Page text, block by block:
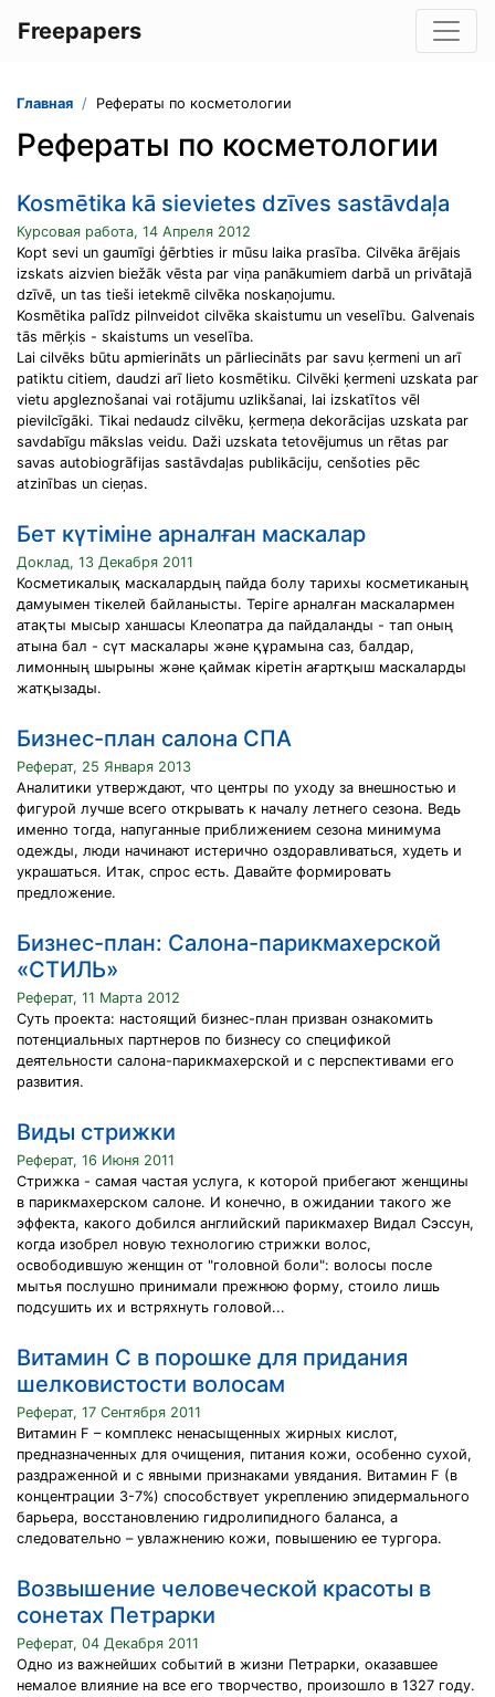
Freepapers
Главная Рефераты по косметологии
Рефераты по косметологии
Kosmētika kā sievietes dzīves sastāvdaļa
Курсовая работа, 14 Апреля 2012
Kopt sevi un gaumīgi ģērbties ir mūsu laika prasība. Cilvēka ārējais
izskats aizvien biežāk vēsta par viņa panākumiem darbā un privātajā
dzīvē, un tas tieši ietekmē cilvēka noskaņojumu.
Kosmētika palīdz pilnveidot cilvēka skaistumu un veselību. Galvenais
tās mērķis - skaistums un veselība.
Lai cilvēks būtu apmierināts un pārliecināts par savu ķermeni un arī
patiktu citiem, daudzi arī lieto kosmētiku. Cilvēki ķermeni uzskata par
vietu apgleznošanai vai rotājumu uzlikšanai, lai izskatītos vēl
pievilcīgāki. Tikai nedaudz cilvēku, ķermeņa dekorācijas uzskata par
savdabīgu mākslas veidu. Daži uzskata tetovējumus un rētas par
savas autobiogrāfijas sastāvdaļas publikāciju, cenšoties pēc
atzinības un cieņas.
Бет күтіміне арналған маскалар
Доклад, 13 Декабря 2011
Косметикалық маскалардың пайда болу тарихы косметиканың
дамуымен тікелей байланысты. Теріге арналған маскалармен
атақты мысыр ханшасы Клеопатра да пайдаланды - тап оның
атына бал - сүт маскалары және құрамына саз, балдар,
лимонның шырыны және қаймак кіретін ағартқыш маскаларды
жатқызады.
Бизнес-план салона СПА
Реферат, 25 Января 2013
Аналитики утверждают, что центры по уходу за внешностью и
фигурой лучше всего открывать к началу летнего сезона. Ведь
именно тогда, напуганные приближением сезона минимума
одежды, люди начинают истерично оздоравливаться, худеть и
украшаться. Итак, спрос есть. Давайте формировать
предложение.
Бизнес-план: Салона-парикмахерской
«СТИЛЬ»
Реферат, 11 Марта 2012
Суть проекта: настоящий бизнес-план призван ознакомить
потенциальных партнеров по бизнесу со спецификой
деятельности салона-парикмахерской и с перспективами его
развития.
Виды стрижки
Реферат, 16 Июня 2011
Стрижка - самая частая услуга, к которой прибегают женщины
в парикмахерском салоне. И конечно, в ожидании такого же
эффекта, какого добился английский парикмахер Видал Сэссун,
когда изобрел новую технологию стрижки волос,
освободившую женщин от "головной боли": волосы после
мытья послушно принимали прежнюю форму, стоило лишь
подсушить их и встряхнуть головой...
Витамин С в порошке для придания
шелковистости волосам
Реферат, 17 Сентября 2011
Витамин F – комплекс ненасыщенных жирных кислот,
предназначенных для очищения, питания кожи, особенно сухой,
раздраженной и с явными признаками увядания. Витамин F (в
концентрации 3-7%) способствует укреплению эпидермального
барьера, восстановлению гидролипидного баланса, а
следовательно – увлажнению кожи, повышению ее тургора.
Возвышение человеческой красоты в
сонетах Петрарки
Реферат, 04 Декабря 2011
Одно из важнейших событий в жизни Петрарки, оказавшее
немалое влияние на все его творчество, произошло в 1327 году.